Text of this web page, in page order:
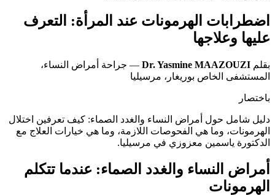
اضطرابات الهرمونات عند المرأة: التعرف
عليها وعلاجها
بقلم Dr. Yasmine MAAZOUZI — جراحة أمراض النساء،
المستشفى الخاص بوريغار، مرسيليا
باختصار
دليل شامل حول أمراض النساء والغدد الصماء: كيف تعرفين اختلال
الهرمونات، وما هي الفحوصات اللازمة، وما هي خيارات العلاج مع
الدكتورة ياسمين معزوزي في مرسيليا.
أمراض النساء والغدد الصماء: عندما تتكلم
الهرمونات